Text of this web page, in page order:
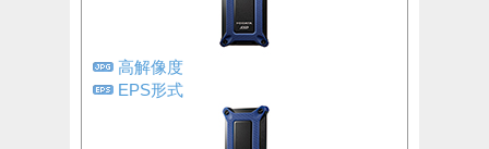
高解像度
EPS形式